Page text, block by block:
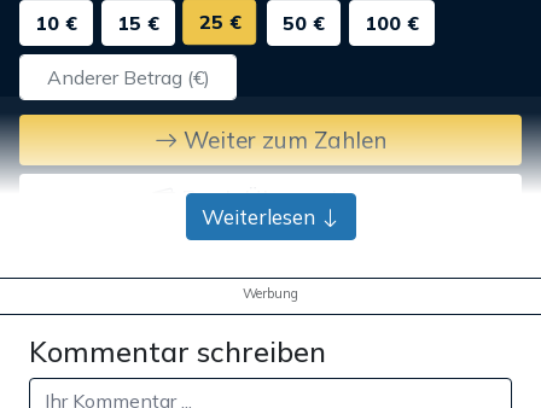
10 €
15 € 25 € 50 € 100 €
Weiter zum Zahlen
Bank-Überweisung
Weiterlesen
Werbung
Kommentar schreiben